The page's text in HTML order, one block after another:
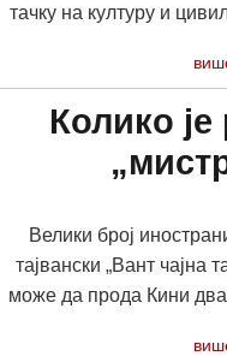
тачку на културу и
Колико
Велики број
тајвански „Вант чајна
може да прода Кини